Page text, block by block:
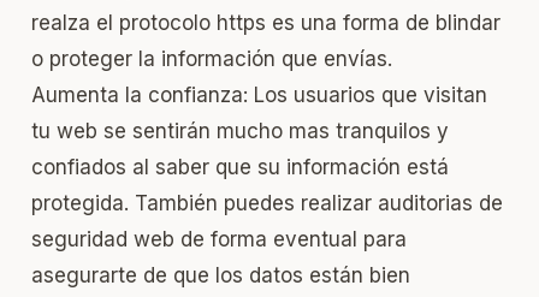
realza el protocolo https es una forma de blindar
o proteger la información que envías.
Aumenta la confianza: Los usuarios que visitan
tu web se sentirán mucho mas tranquilos y
confiados al saber que su información está
protegida. También puedes realizar auditorias de
seguridad web de forma eventual para
asegurarte de que los datos están bien